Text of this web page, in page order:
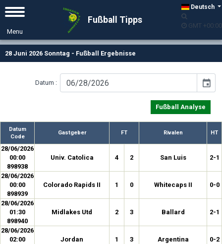
Deutsch
GMT +00:00
Fußball Tipps
28 Juni 2026 Sonntag - Fußball Ergebnisse
Datum : event
Fußball Analyse
Datum
Code
Gastgeber FT Rivalen HT
28/06/2026
00:00
898938
Univ. Catolica 4 2 San Luis 2-1
28/06/2026
00:00
898939
Colorado Rapids II 1 0 Whitecaps II 0-0
28/06/2026
01:30
898940
Midlakes Utd 2 3 Ballard 2-1
28/06/2026
02:00
Jordan 1 3 Argentina 0-2